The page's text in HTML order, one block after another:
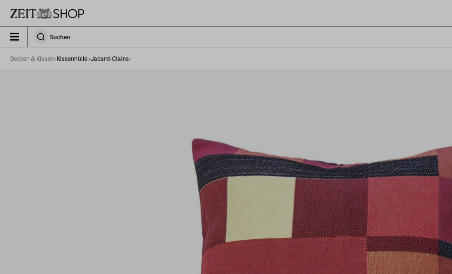
zeit_storefront.components.search.collapsed
SuchenSuchen
Decken & Kissen Kissenhülle »Jacard-Claire«